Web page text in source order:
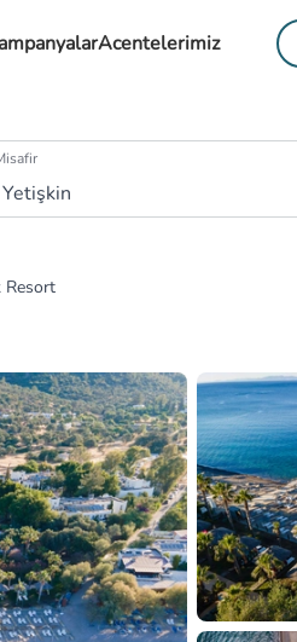
Acentelerimiz
Yetişkin
Resort